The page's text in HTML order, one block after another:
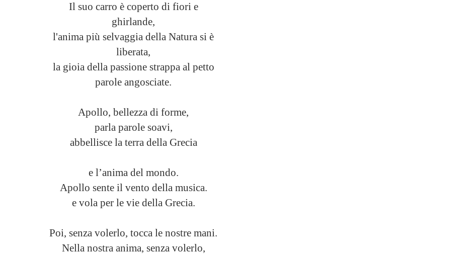
Il suo carro è coperto di fiori e
ghirlande,
l'anima più selvaggia della Natura si è
liberata,
la gioia della passione strappa al petto
parole angosciate.
Apollo, bellezza di forme,
parla parole soavi,
abbellisce la terra della Grecia
e l’anima del mondo.
Apollo sente il vento della musica.
e vola per le vie della Grecia.
Poi, senza volerlo, tocca le nostre mani.
Nella nostra anima, senza volerlo,